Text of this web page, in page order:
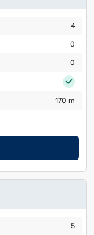
4
0
0
170 m
5